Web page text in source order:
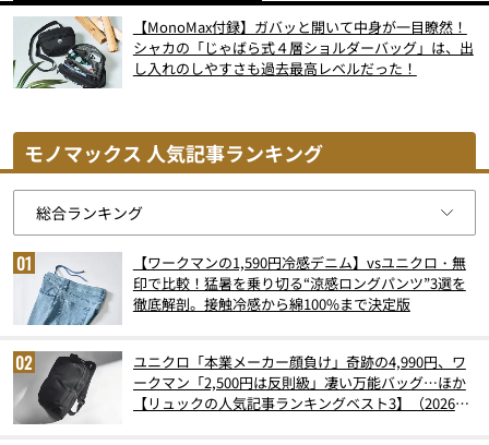
【MonoMax付録】ガバッと開いて中身が一目瞭然！
シャカの「じゃばら式４層ショルダーバッグ」は、出
し入れのしやすさも過去最高レベルだった！
モノマックス 人気記事ランキング
【ワークマンの1,590円冷感デニム】vsユニクロ・無
印で比較！猛暑を乗り切る“涼感ロングパンツ”3選を
徹底解剖。接触冷感から綿100%まで決定版
ユニクロ「本業メーカー顔負け」奇跡の4,990円、ワ
ークマン「2,500円は反則級」凄い万能バッグ…ほか
【リュックの人気記事ランキングベスト3】（2026年